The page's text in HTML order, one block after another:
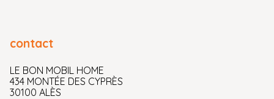
contact
LE BON MOBIL HOME
434 MONTÉE DES CYPRÈS
30100 ALÈS